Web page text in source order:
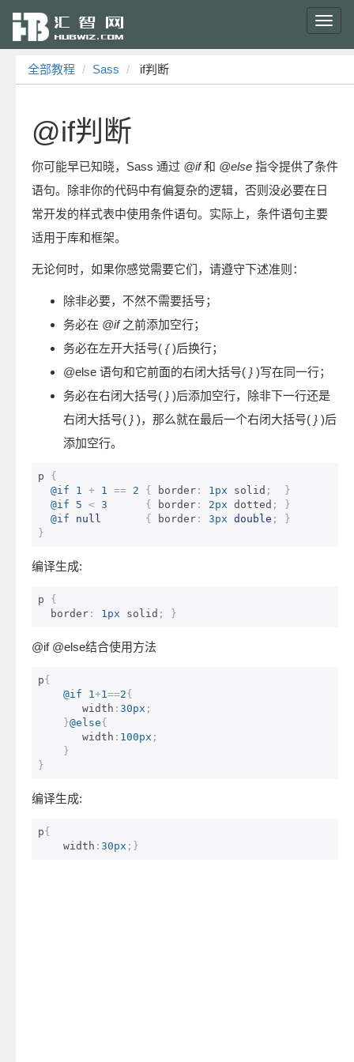
全部教程 Sass if判断
@if判断
你可能早已知晓，Sass 通过 @if和 @else 指令提供了条件
语句。除非你的代码中有偏复杂的逻辑，否则没必要在日
常开发的样式表中使用条件语句。实际上，条件语句主要
适用于库和框架。
无论何时，如果你感觉需要它们，请遵守下述准则：
除非必要，不然不需要括号；
务必在 @if之前添加空行；
务必在左开大括号( {)后换行；
@else 语句和它前面的右闭大括号( } )写在同一行；
务必在右闭大括号( } )后添加空行，除非下一行还是
右闭大括号( } )，那么就在最后一个右闭大括号( } )后
添加空行。
p {
@if
1 + 1 == 2 { border : 1px solid ;
}
@if
5 < 3 { border : 2px dotted ;
}
@if
null { border : 3px double ;
}
}
编译生成:
p {
  border
: 1px solid ; }
@if @else结合使用方法
p{
@if
1+1==2{
       width
: 30px ;
}@else{
       width
: 100px ;
}
}
编译生成:
p{
    width
: 30px ;}